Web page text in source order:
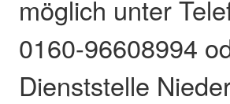
möglich unter
0160-96608994
Dienststelle